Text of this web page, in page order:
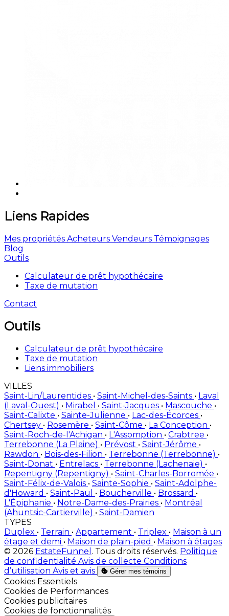
Liens Rapides
Mes propriétés Acheteurs Vendeurs Témoignages
Blog
Outils
Calculateur de prêt hypothécaire
Taxe de mutation
Contact
Outils
Calculateur de prêt hypothécaire
Taxe de mutation
Liens immobiliers
VILLES
Saint-Lin/Laurentides • Saint-Michel-des-Saints • Laval
(Laval-Ouest) • Mirabel • Saint-Jacques • Mascouche •
Saint-Calixte • Sainte-Julienne • Lac-des-Écorces •
Chertsey • Rosemère • Saint-Côme • La Conception •
Saint-Roch-de-l'Achigan • L'Assomption • Crabtree •
Terrebonne (La Plaine) • Prévost • Saint-Jérôme •
Rawdon • Bois-des-Filion • Terrebonne (Terrebonne) •
Saint-Donat • Entrelacs • Terrebonne (Lachenaie) •
Repentigny (Repentigny) • Saint-Charles-Borromée •
Saint-Félix-de-Valois • Sainte-Sophie • Saint-Adolphe-
d'Howard • Saint-Paul • Boucherville • Brossard •
L'Épiphanie • Notre-Dame-des-Prairies • Montréal
(Ahuntsic-Cartierville) • Saint-Damien
TYPES
Duplex • Terrain • Appartement • Triplex • Maison à un
étage et demi • Maison de plain-pied • Maison à étages
© 2026 EstateFunnel . Tous droits réservés. Politique
de confidentialité Avis de collecte Conditions
d’utilisation Avis et avis Gérer mes témoins
Activer
Cookies Essentiels
Activer
Cookies de Performances
Activer
Cookies publicitaires
Activer
Cookies de fonctionnalités